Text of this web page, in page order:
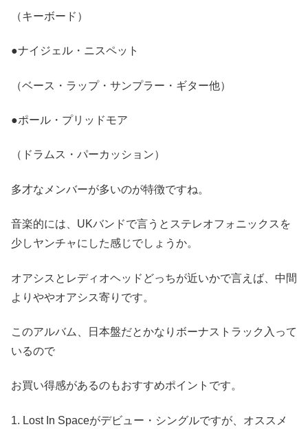
（キーボード）
●ナイジェル・ニスペット
（ベース・ラップ・サンプラー・ギター他）
●ポール・プリッドモア
（ドラムス・パーカッション）
多才なメンバーが多いのが特徴ですね。
音楽的には、UKバンドで言うとステレオフォニックスを
少しヤンチャにした感じでしょうか。
オアシスとレディオヘッドどっちが近いかで言えば、中間
よりややオアシス寄りです。
このアルバム、日本盤だとかなりボーナストラック入って
いるので
お買い得感があるのもおすすめポイントです。
1. Lost In Spaceがデビュー・シングルですが、オススメ